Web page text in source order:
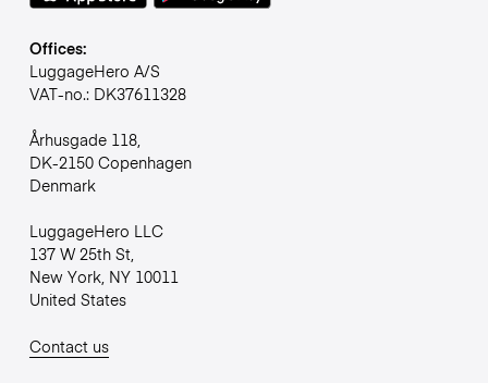
Offices:
LuggageHero A/S
VAT-no.: DK37611328
Århusgade 118,
DK-2150 Copenhagen
Denmark
LuggageHero LLC
137 W 25th St,
New York, NY 10011
United States
Contact us